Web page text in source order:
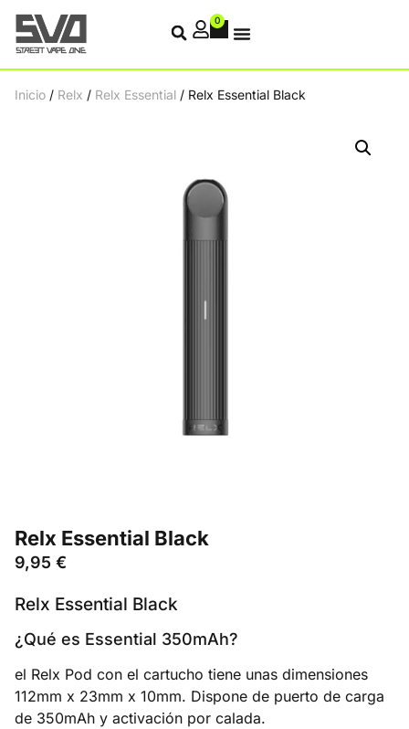
0
Inicio / Relx / Relx Essential / Relx Essential Black
Relx Essential Black
9,95 €
Relx Essential Black
¿Qué es Essential 350mAh?
el Relx Pod con el cartucho tiene unas dimensiones
112mm x 23mm x 10mm. Dispone de puerto de carga
de 350mAh y activación por calada.